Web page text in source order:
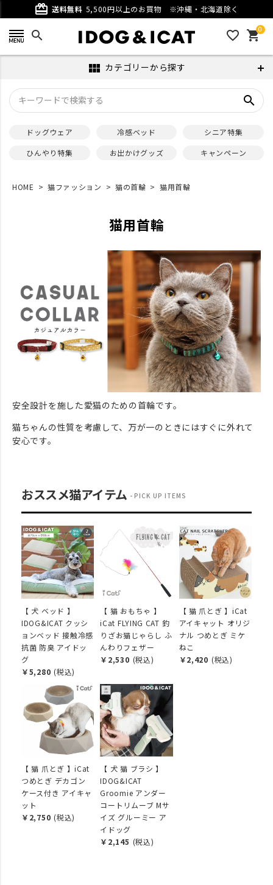
card_giftcard 送料無料 5,500円以上のお買物 ※沖縄・北海道除く
search favorite_outline 0
shopping_cart
view_module カテゴリーから探す
search
ドッグウェア 冷感ベッド
シニア特集
ひんやり特集
お出かけグッズ キャンペーン
HOME 猫ファッション 猫の首輪 猫用首輪
猫用首輪
安全設計を施した愛猫のための首輪です。
猫ちゃんの性質を考慮して、万が一のときにはすぐに外れて
安心です。
おススメ猫アイテム PICK UP ITEMS
【 犬 ベッド 】
IDOG&ICAT クッシ
ョンベッド 接触冷感
抗菌 防臭 アイドッ
グ
￥5,280 (税込)
【 猫 おもちゃ 】
iCat FLYING CAT 釣
りざお猫じゃらし ふ
んわりフェザー
￥2,530 (税込)
【 猫 爪とぎ 】iCat
アイキャット オリジ
ナル つめとぎ ミケ
ねこ
￥2,420 (税込)
【 猫 爪とぎ 】iCat
つめとぎ デカゴン
ケース付き アイキャ
ット
￥2,750 (税込)
【 犬 猫 ブラシ 】
IDOG&ICAT
Groomie アンダー
コートリムーブ Mサ
イズ グルーミー ア
イドッグ
￥2,145 (税込)